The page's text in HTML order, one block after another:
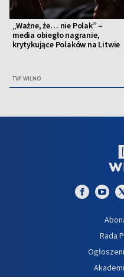
„Ważne, że… nie Polak” –
media obiegło nagranie,
krytykujące Polaków na Litwie
TVP WILNO
Rada